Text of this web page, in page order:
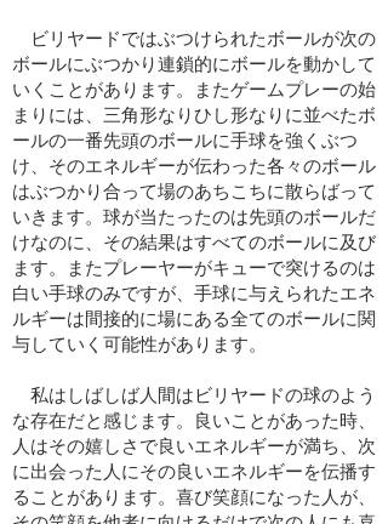
ビリヤードではぶつけられたボールが次の
ボールにぶつかり連鎖的にボールを動かして
いくことがあります。またゲームプレーの始
まりには、三角形なりひし形なりに並べたボ
ールの一番先頭のボールに手球を強くぶつ
け、そのエネルギーが伝わった各々のボール
はぶつかり合って場のあちこちに散らばって
いきます。球が当たったのは先頭のボールだ
けなのに、その結果はすべてのボールに及び
ます。またプレーヤーがキューで突けるのは
白い手球のみですが、手球に与えられたエネ
ルギーは間接的に場にある全てのボールに関
与していく可能性があります。
私はしばしば人間はビリヤードの球のよう
な存在だと感じます。良いことがあった時、
人はその嬉しさで良いエネルギーが満ち、次
に出会った人にその良いエネルギーを伝播す
ることがあります。喜び笑顔になった人が、